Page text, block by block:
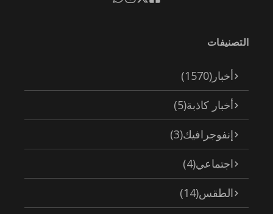
التصنيفات
أخبار (1570)
أخبار كاذبة(5)
إنفوجرافيك(3)
اجتماعي(4)
الطقس(14)